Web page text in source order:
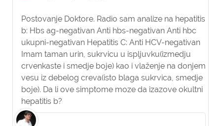
Postovanje Doktore. Radio sam analize na hepatitis
b: Hbs ag-negativan Anti hbs-negativan Anti hbc
ukupni-negativan Hepatitis C: Anti HCV-negativan
Imam taman urin, sukrvicu u ispljuvku(izmedju
crvenkaste i smedje boje) kao i vlaženje na donjem
vesu iz debelog creva(isto blaga sukrvica, smedje
boje). Da li ove simptome moze da izazove okultni
hepatitis b?